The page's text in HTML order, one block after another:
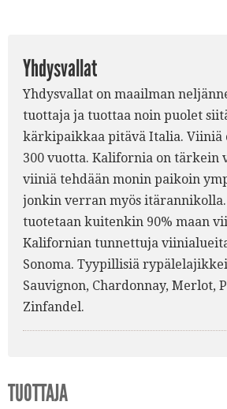
Yhdysvallat
Yhdysvallat on maailman
tuottaja ja tuottaa noin puolet
kärkipaikkaa pitävä Italia. Viiniä
300 vuotta. Kalifornia on tärkein
viiniä tehdään monin paikoin
jonkin verran myös
tuotetaan kuitenkin 90% maan
Kalifornian tunnettuja
Sonoma. Tyypillisiä
Sauvignon, Chardonnay, Merlot,
Zinfandel.
TUOTTAJA